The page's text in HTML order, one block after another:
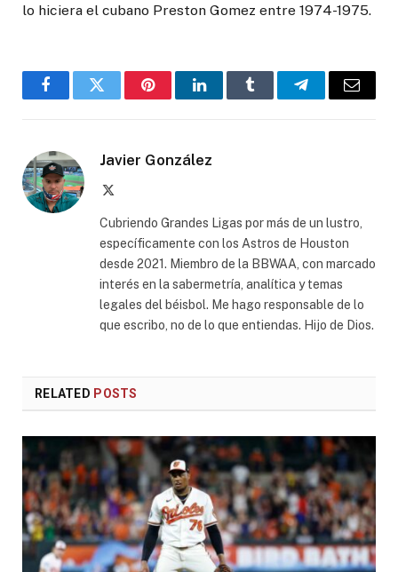
lo hiciera el cubano Preston Gomez entre 1974-1975.
FacebookTwitter PinterestLinkedInTumblr TelegramEmail
Javier González
Cubriendo Grandes Ligas por más de un lustro,
específicamente con los Astros de Houston
desde 2021. Miembro de la BBWAA, con marcado
interés en la sabermetría, analítica y temas
legales del béisbol. Me hago responsable de lo
que escribo, no de lo que entiendas. Hijo de Dios.
RELATED POSTS